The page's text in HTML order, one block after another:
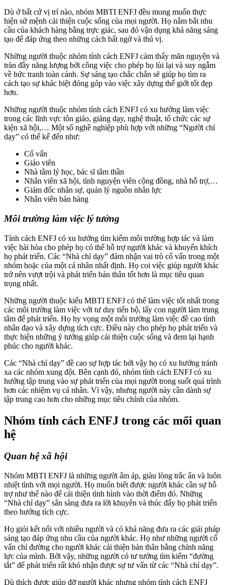
Dù ở bất cứ vị trí nào, nhóm MBTI ENFJ đều mong muốn thực
hiện sứ mệnh cải thiện cuộc sống của mọi người. Họ nắm bắt nhu
cầu của khách hàng bằng trực giác, sau đó vận dụng khả năng sáng
tạo để đáp ứng theo những cách bất ngờ và thú vị.
Những người thuộc nhóm tính cách ENFJ cảm thấy mãn nguyện và
tràn đầy năng lượng bởi công việc cho phép họ lùi lại và suy ngẫm
về bức tranh toàn cảnh. Sự sáng tạo chắc chắn sẽ giúp họ tìm ra
cách tạo sự khác biệt đóng góp vào việc xây dựng thế giới tốt đẹp
hơn.
Những người thuộc nhóm tính cách ENFJ có xu hướng làm việc
trong các lĩnh vực tôn giáo, giảng dạy, nghệ thuật, tổ chức các sự
kiện xã hội,… Một số nghề nghiệp phù hợp với những “Người chỉ
dạy” có thể kể đến như:
Cố vấn
Giáo viên
Nhà tâm lý học, bác sĩ tâm thần
Nhân viên xã hội, tình nguyện viên cộng đồng, nhà hỗ trợ,…
Giám đốc nhân sự, quản lý nguồn nhân lực
Nhân viên bán hàng
Môi trường làm việc lý tưởng
Tính cách ENFJ có xu hướng tìm kiếm môi trường hợp tác và làm
việc hài hòa cho phép họ có thể hỗ trợ người khác và khuyến khích
họ phát triển. Các “Nhà chỉ dạy” đảm nhận vai trò cố vấn trong một
nhóm hoặc của một cá nhân nhất định. Họ coi việc giúp người khác
trở nên vượt trội và phát triển bản thân tốt hơn là mục tiêu quan
trọng nhất.
Những người thuộc kiểu MBTI ENFJ có thể làm việc tốt nhất trong
các môi trường làm việc với tư duy tiến bộ, lấy con người làm trung
tâm để phát triển. Họ hy vọng một môi trường làm việc đề cao tính
nhân đạo và xây dựng tích cực. Điều này cho phép họ phát triển và
thực hiện những ý tưởng giúp cải thiện cuộc sống và đem lại hạnh
phúc cho người khác.
Các “Nhà chỉ dạy” đề cao sự hợp tác bởi vậy họ có xu hướng tránh
xa các nhóm xung đột. Bên cạnh đó, nhóm tính cách ENFJ có xu
hướng tập trung vào sự phát triển của mọi người trong suốt quá trình
hơn các nhiệm vụ cá nhân. Vì vậy, nhưng người này cần dành sự
tập trung cao hơn cho những mục tiêu chính của nhóm.
Nhóm tính cách ENFJ trong các mối quan
hệ
Quan hệ xã hội
Nhóm MBTI ENFJ là những người ấm áp, giàu lòng trắc ẩn và luôn
nhiệt tình với mọi người. Họ muốn biết được người khác cần sự hỗ
trợ như thế nào để cải thiện tình hình vào thời điểm đó. Những
“Nhà chỉ dạy” sẵn sàng đưa ra lời khuyên và thúc đẩy họ phát triển
theo hướng tích cực.
Họ giỏi kết nối với nhiều người và có khả năng đưa ra các giải pháp
sáng tạo đáp ứng nhu cầu của người khác. Họ như những người cố
vấn chỉ đường cho người khác cải thiện bản thân bằng chính năng
lực của mình. Bởi vậy, những người có tư tưởng tìm kiếm “đường
tắt” để phát triển rất khó nhận được sự tư vấn từ các “Nhà chỉ dạy”.
Dù thích được giúp đỡ người khác nhưng nhóm tính cách ENFJ